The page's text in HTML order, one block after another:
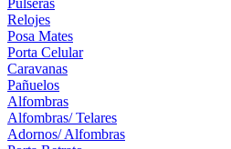
Pulseras
Relojes
Posa Mates
Porta Celular
Caravanas
Pañuelos
Alfombras
Alfombras/ Telares
Adornos/ Alfombras